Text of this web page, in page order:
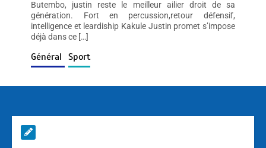
Butembo, justin reste le meilleur ailier droit de sa
génération. Fort en percussion,retour défensif,
intelligence et leardiship Kakule Justin promet s’impose
déjà dans ce […]
Général Sport